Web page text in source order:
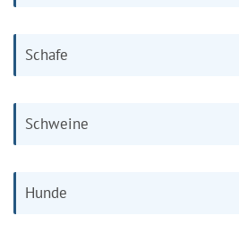
Schafe
Schweine
Hunde